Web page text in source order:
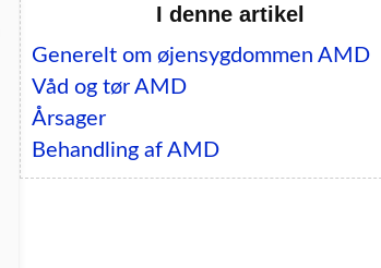
I denne artikel
Generelt om øjensygdommen AMD
Våd og tør AMD
Årsager
Behandling af AMD